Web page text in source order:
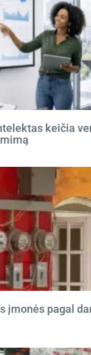
keičia
įmonės pagal